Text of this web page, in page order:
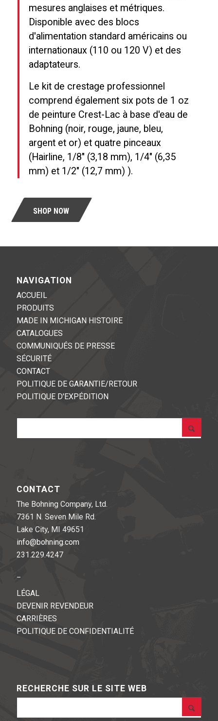
mesures anglaises et métriques.
Disponible avec des blocs
d'alimentation standard américains ou
internationaux (110 ou 120 V) et des
adaptateurs.
Le kit de crestage professionnel
comprend également six pots de 1 oz
de peinture Crest-Lac à base d'eau de
Bohning (noir, rouge, jaune, bleu,
argent et or) et quatre pinceaux
(Hairline, 1/8″ (3,18 mm), 1/4″ (6,35
mm) et 1/2″ (12,7 mm) ).
SHOP NOW
NAVIGATION
ACCUEIL
PRODUITS
MADE IN MICHIGAN HISTOIRE
CATALOGUES
COMMUNIQUÉS DE PRESSE
SÉCURITÉ
CONTACT
POLITIQUE DE GARANTIE/RETOUR
POLITIQUE D'EXPÉDITION
CONTACT
The Bohning Company, Ltd.
7361 N. Seven Mile Rd.
Lake City, MI 49651
info@bohning.com
231.229.4247
LÉGAL
DEVENIR REVENDEUR
CARRIÈRES
POLITIQUE DE CONFIDENTIALITÉ
RECHERCHE SUR LE SITE WEB